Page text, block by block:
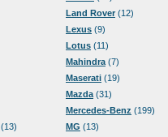
(13)
Land Rover(12)
Lexus (9)
Lotus (11)
Mahindra (7)
Maserati (19)
Mazda (31)
Mercedes-Benz (199)
MG (13)